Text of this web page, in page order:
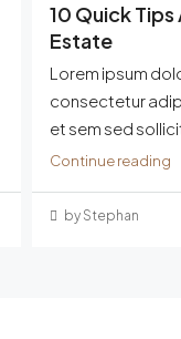
10 Quick Tips
Estate
Lorem ipsum
consectetur
et sem sed
Continue reading
by Stephan